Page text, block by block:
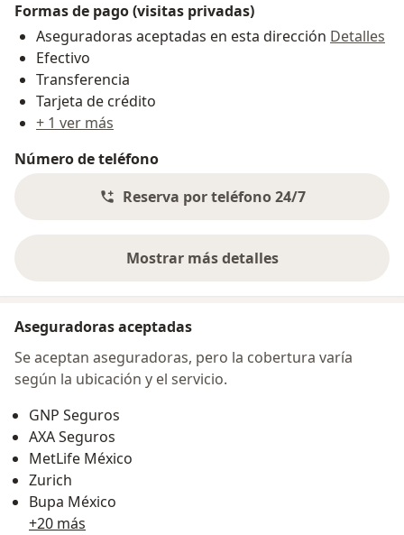
Formas de pago (visitas privadas)
Aseguradoras aceptadas en esta dirección Detalles
Efectivo
Transferencia
Tarjeta de crédito
+ 1 ver más
Número de teléfono
Reserva por teléfono 24/7
Mostrar más detalles
sobre la dirección
Aseguradoras aceptadas
Se aceptan aseguradoras, pero la cobertura varía
según la ubicación y el servicio.
GNP Seguros
AXA Seguros
MetLife México
Zurich
Bupa México
+20 más